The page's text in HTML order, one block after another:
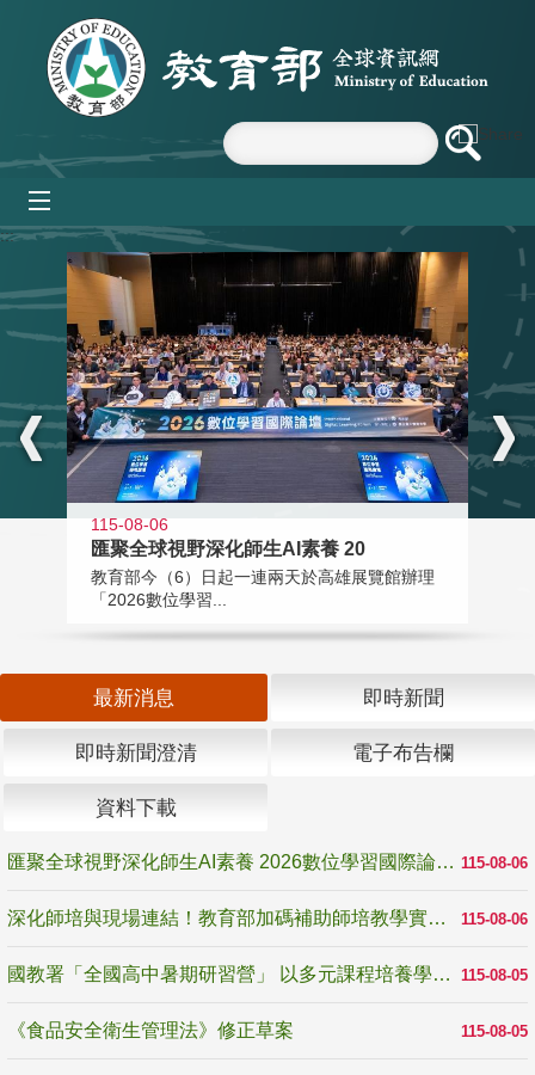
跳到主要內容區塊
:::
115-08-06
匯聚全球視野深化師生AI素養 20
教育部今（6）日起一連兩天於高雄展覽館辦理
「2026數位學習...
最新消息 即時新聞
即時新聞澄清 電子布告欄
資料下載
115-08-06
匯聚全球視野深化師生AI素養 2026數位學習國際論壇高雄登場
115-08-06
深化師培與現場連結！教育部加碼補助師培教學實踐研究 10月師培國際研討會交流教學實踐經驗
115-08-05
國教署「全國高中暑期研習營」 以多元課程培養學生瞭解誠信專業與倫理價值
115-08-05
《食品安全衛生管理法》修正草案